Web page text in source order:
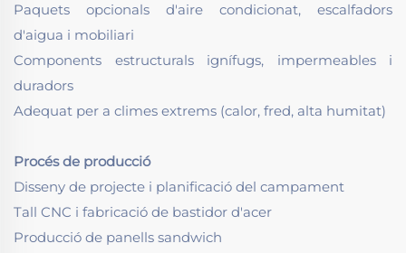
Paquets opcionals d'aire condicionat, escalfadors
d'aigua i mobiliari
Components estructurals ignífugs, impermeables i
duradors
Adequat per a climes extrems (calor, fred, alta humitat)
Procés de producció
Disseny de projecte i planificació del campament
Tall CNC i fabricació de bastidor d'acer
Producció de panells sandwich